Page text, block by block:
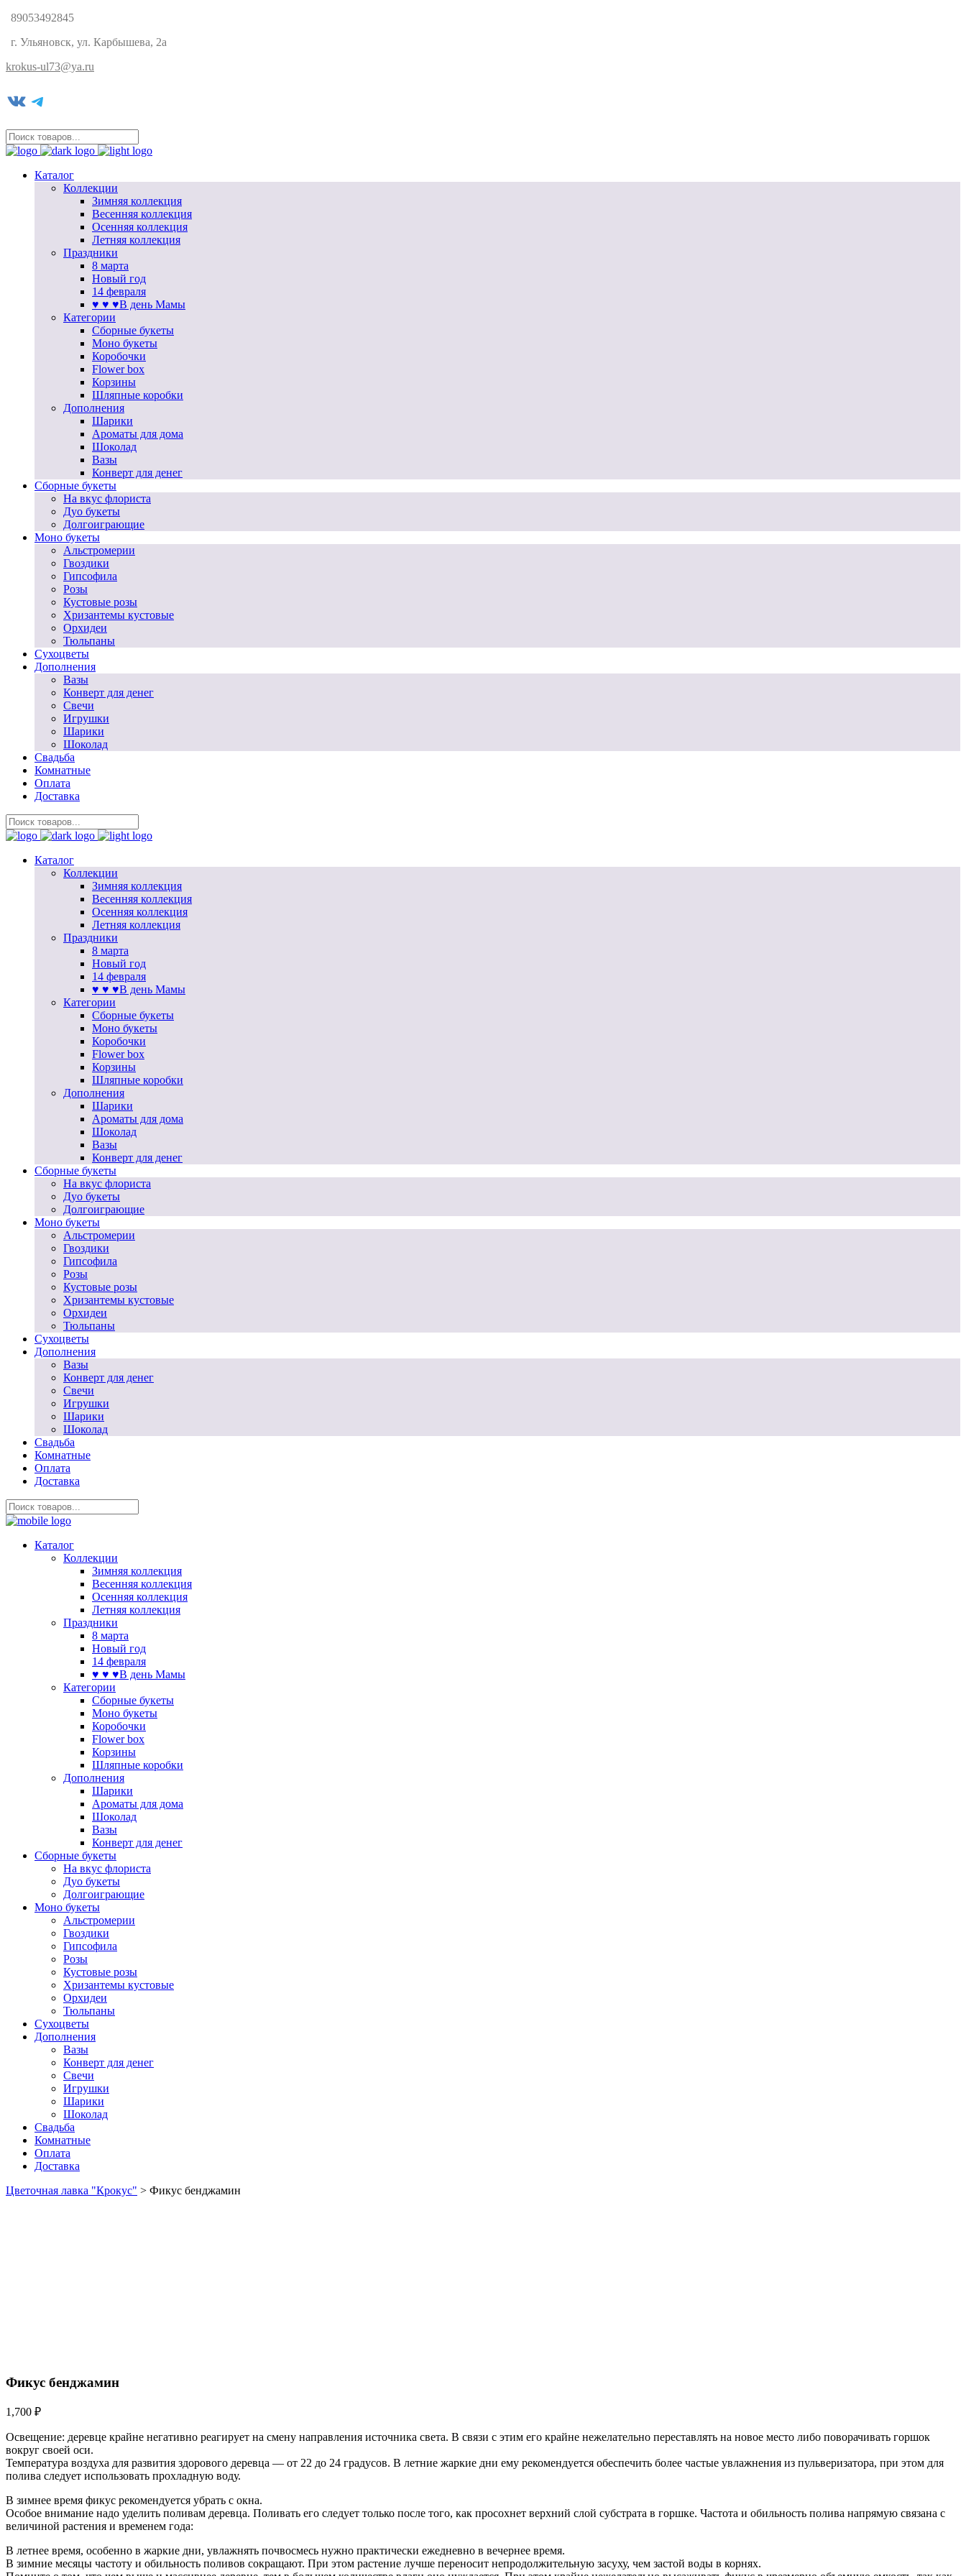
89053492845
г. Ульяновск, ул. Карбышева, 2а
krokus-ul73@ya.ru
VK Telegram
Каталог
Коллекции
Зимняя коллекция
Весенняя коллекция
Осенняя коллекция
Летняя коллекция
Праздники
8 марта
Новый год
14 февраля
♥ ♥ ♥В день Мамы
Категории
Сборные букеты
Моно букеты
Коробочки
Flower box
Корзины
Шляпные коробки
Дополнения
Шарики
Ароматы для дома
Шоколад
Вазы
Конверт для денег
Сборные букеты
На вкус флориста
Дуо букеты
Долгоиграющие
Моно букеты
Альстромерии
Гвоздики
Гипсофила
Розы
Кустовые розы
Хризантемы кустовые
Орхидеи
Тюльпаны
Сухоцветы
Дополнения
Вазы
Конверт для денег
Свечи
Игрушки
Шарики
Шоколад
Свадьба
Комнатные
Оплата
Доставка
Каталог
Коллекции
Зимняя коллекция
Весенняя коллекция
Осенняя коллекция
Летняя коллекция
Праздники
8 марта
Новый год
14 февраля
♥ ♥ ♥В день Мамы
Категории
Сборные букеты
Моно букеты
Коробочки
Flower box
Корзины
Шляпные коробки
Дополнения
Шарики
Ароматы для дома
Шоколад
Вазы
Конверт для денег
Сборные букеты
На вкус флориста
Дуо букеты
Долгоиграющие
Моно букеты
Альстромерии
Гвоздики
Гипсофила
Розы
Кустовые розы
Хризантемы кустовые
Орхидеи
Тюльпаны
Сухоцветы
Дополнения
Вазы
Конверт для денег
Свечи
Игрушки
Шарики
Шоколад
Свадьба
Комнатные
Оплата
Доставка
Каталог
Коллекции
Зимняя коллекция
Весенняя коллекция
Осенняя коллекция
Летняя коллекция
Праздники
8 марта
Новый год
14 февраля
♥ ♥ ♥В день Мамы
Категории
Сборные букеты
Моно букеты
Коробочки
Flower box
Корзины
Шляпные коробки
Дополнения
Шарики
Ароматы для дома
Шоколад
Вазы
Конверт для денег
Сборные букеты
На вкус флориста
Дуо букеты
Долгоиграющие
Моно букеты
Альстромерии
Гвоздики
Гипсофила
Розы
Кустовые розы
Хризантемы кустовые
Орхидеи
Тюльпаны
Сухоцветы
Дополнения
Вазы
Конверт для денег
Свечи
Игрушки
Шарики
Шоколад
Свадьба
Комнатные
Оплата
Доставка
Цветочная лавка "Крокус" > Фикус бенджамин
Фикус бенджамин
1,700 ₽
Освещение: деревце крайне негативно реагирует на смену направления источника света. В связи с этим его крайне нежелательно переставлять на новое место либо поворачивать горшок
вокруг своей оси.
Температура воздуха для развития здорового деревца — от 22 до 24 градусов. В летние жаркие дни ему рекомендуется обеспечить более частые увлажнения из пульверизатора, при этом для
полива следует использовать прохладную воду.
В зимнее время фикус рекомендуется убрать с окна.
Особое внимание надо уделить поливам деревца. Поливать его следует только после того, как просохнет верхний слой субстрата в горшке. Частота и обильность полива напрямую связана с
величиной растения и временем года:
В летнее время, особенно в жаркие дни, увлажнять почвосмесь нужно практически ежедневно в вечернее время.
В зимние месяцы частоту и обильность поливов сокращают. При этом растение лучше переносит непродолжительную засуху, чем застой воды в корнях.